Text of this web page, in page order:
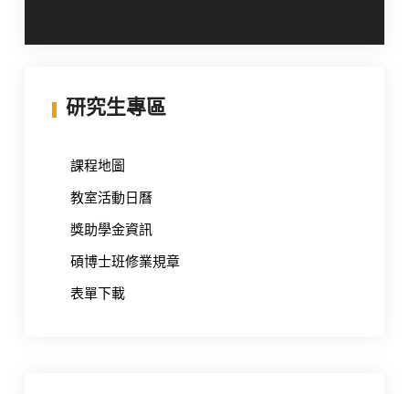
覽
研究生專區
課程地圖
教室活動日曆
獎助學金資訊
碩博士班修業規章
表單下載